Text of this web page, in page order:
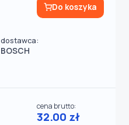
dostawca:
BOSCH
Do koszyka
cena brutto:
32.00 zł